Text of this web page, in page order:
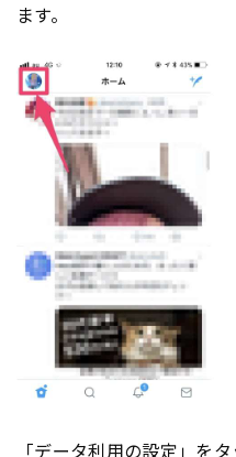
ます。
「データ利用の設定」をタ